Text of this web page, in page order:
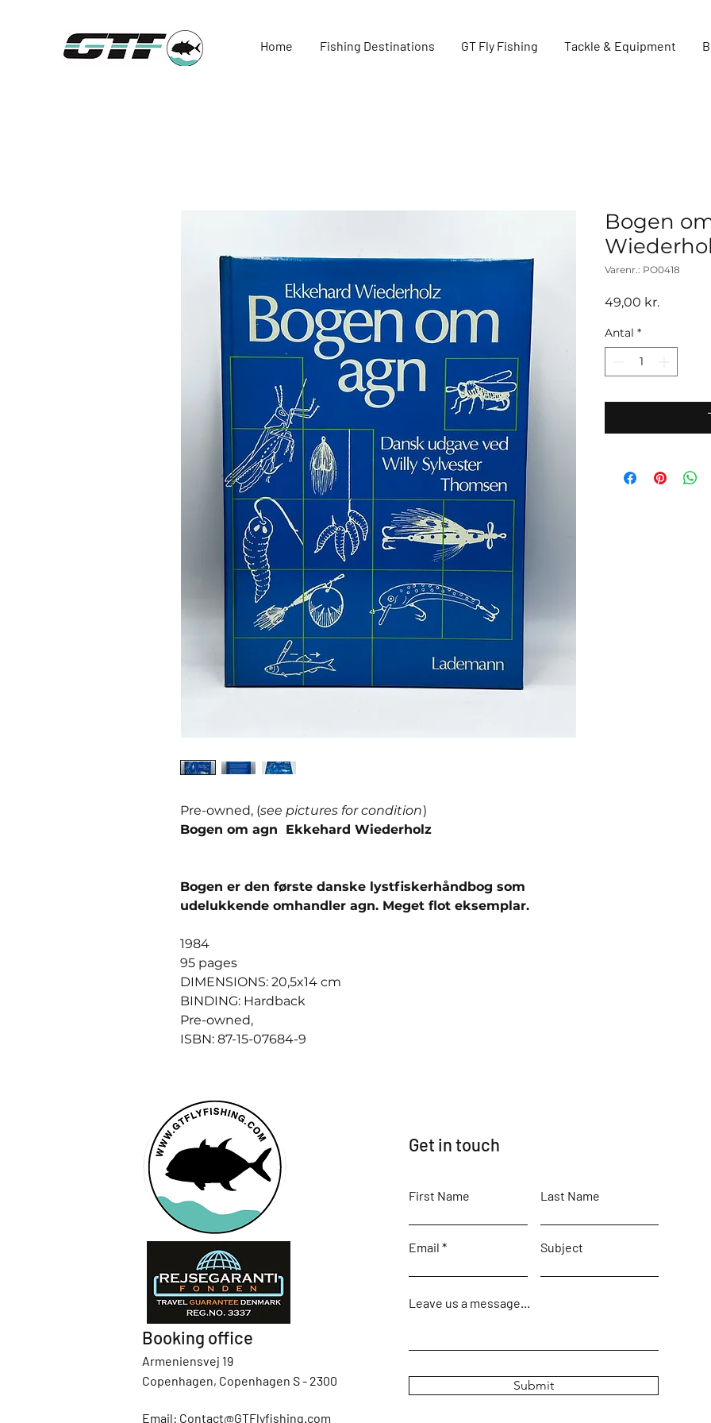
Home Fishing Destinations GT Fly Fishing Tackle & Equipment
Pre-owned, (see pictures for condition)
Bogen om agn Ekkehard Wiederholz
Bogen er den første danske lystfiskerhåndbog som
udelukkende omhandler agn. Meget flot eksemplar.
1984
95 pages
DIMENSIONS: 20,5x14 cm
BINDING: Hardback
Pre-owned,
ISBN: 87-15-07684-9
Bogen
Varenr.: PO0418
49,00 kr.Pris
Antal *
Booking office
Armeniensvej 19
Copenhagen, Copenhagen S - 2300
Email: Contact@GTFlyfishing.com
Get in touch
First Name Last Name
Email Subject
Leave us a message...
Submit